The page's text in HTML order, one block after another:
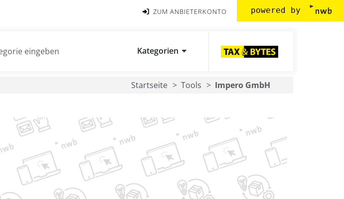
ZUM ANBIETERKONTO powered by
Kategorien
Startseite Tools Impero GmbH